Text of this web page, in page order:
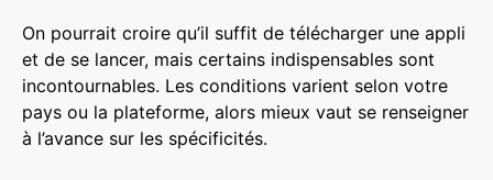
On pourrait croire qu’il suffit de télécharger une appli
et de se lancer, mais certains indispensables sont
incontournables. Les conditions varient selon votre
pays ou la plateforme, alors mieux vaut se renseigner
à l’avance sur les spécificités.